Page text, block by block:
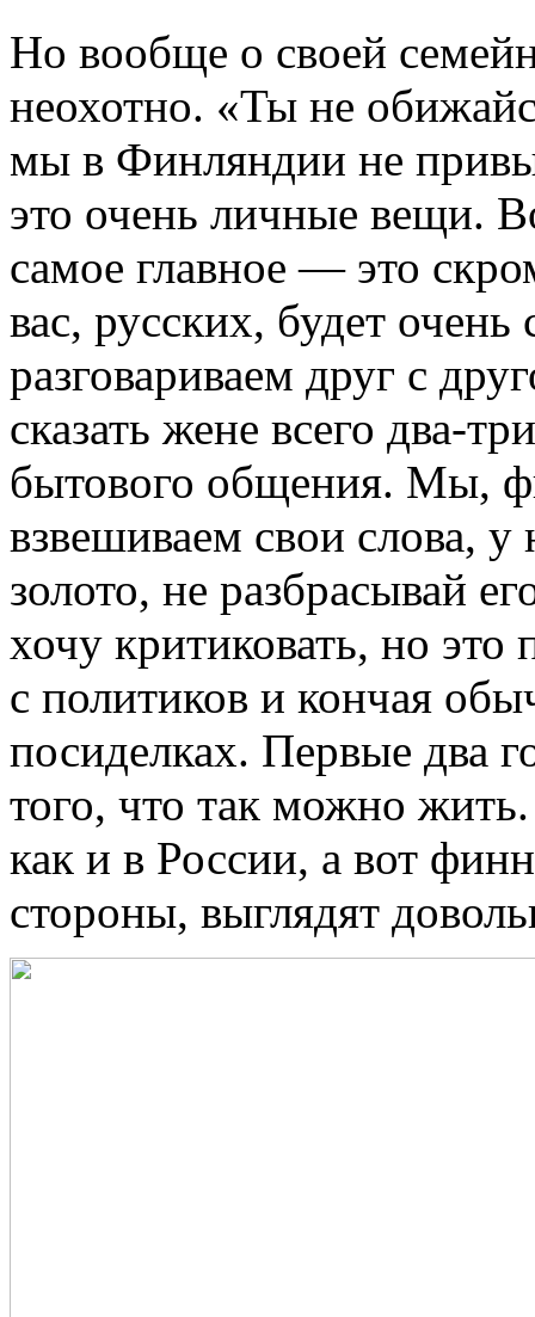
Но вообще о своей
неохотно. «Ты не
мы в Финляндии не
это очень личные вещи.
самое главное — это
вас, русских, будет
разговариваем друг с
сказать жене всего два-
бытового общения. Мы,
взвешиваем свои слова, у
золото, не разбрасывай
хочу критиковать, но
с политиков и кончая
посиделках. Первые два
того, что так можно
как и в России, а вот
стороны, выглядят